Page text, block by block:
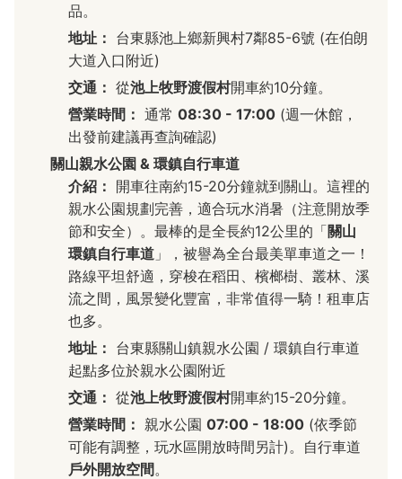
品。
地址： 台東縣池上鄉新興村7鄰85-6號 (在伯朗
大道入口附近)
交通： 從池上牧野渡假村開車約10分鐘。
營業時間： 通常 08:30 - 17:00 (週一休館，
出發前建議再查詢確認)
關山親水公園 & 環鎮自行車道
介紹： 開車往南約15-20分鐘就到關山。這裡的
親水公園規劃完善，適合玩水消暑（注意開放季
節和安全）。最棒的是全長約12公里的「關山
環鎮自行車道 」，被譽為全台最美單車道之一！
路線平坦舒適，穿梭在稻田、檳榔樹、叢林、溪
流之間，風景變化豐富，非常值得一騎！租車店
也多。
地址： 台東縣關山鎮親水公園 / 環鎮自行車道
起點多位於親水公園附近
交通： 從池上牧野渡假村開車約15-20分鐘。
營業時間： 親水公園 07:00 - 18:00 (依季節
可能有調整，玩水區開放時間另計)。自行車道
戶外開放空間。